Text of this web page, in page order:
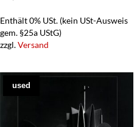
Enthält 0% USt. (kein USt-Ausweis
gem. §25a UStG)
zzgl.Versand
used